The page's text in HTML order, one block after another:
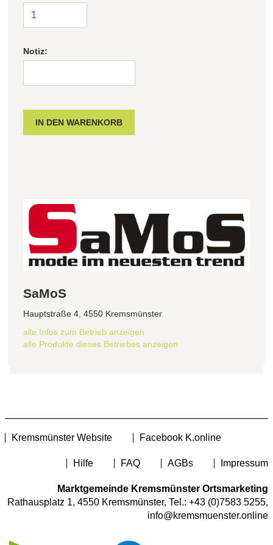
Notiz:
SaMoS
Hauptstraße 4, 4550 Kremsmünster
alle Infos zum Betrieb anzeigen
alle Produkte dieses Betriebes anzeigen
Kremsmünster Website Facebook K.online
Hilfe FAQ AGBs Impressum
Marktgemeinde Kremsmünster Ortsmarketing
Rathausplatz 1, 4550 Kremsmünster, Tel.: +43 (0)7583 5255,
info@kremsmuenster.online